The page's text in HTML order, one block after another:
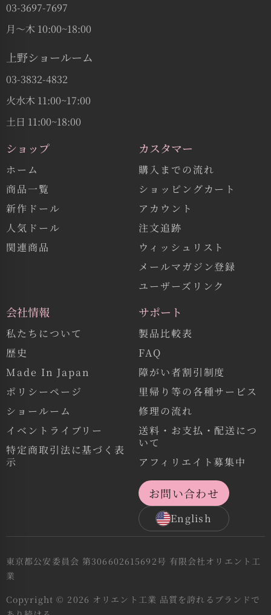
03-3697-7697
月〜木 10:00~18:00
上野ショールーム
03-3832-4832
火水木 11:00~17:00
土日 11:00~18:00
ショップ
ホーム
商品一覧
新作ドール
人気ドール
関連商品
カスタマー
購入までの流れ
ショッピングカート
アカウント
注文追跡
ウィッシュリスト
メールマガジン登録
ユーザーズリンク
会社情報
私たちについて
歴史
Made In Japan
ポリシーページ
ショールーム
イベントライブリー
特定商取引法に基づく表
示
サポート
製品比較表
FAQ
障がい者割引制度
里帰り等の各種サービス
修理の流れ
送料・お支払・配送につ
いて
アフィリエイト募集中
お問い合わせ
English
東京都公安委員会 第306602615692号 有限会社オリエント工
業
Copyright © 2026 オリエント工業 品質を誇れるブランドで